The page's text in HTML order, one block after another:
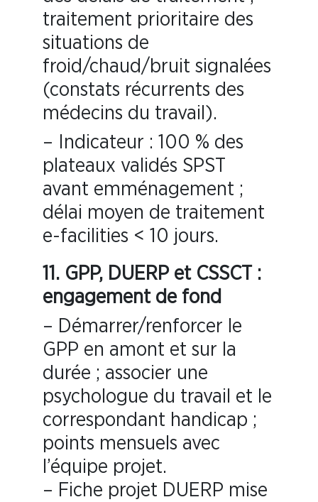
traitement prioritaire des
situations de
froid/chaud/bruit signalées
(constats récurrents des
médecins du travail).
– Indicateur : 100 % des
plateaux validés SPST
avant emménagement ;
délai moyen de traitement
e-facilities < 10 jours.
11. GPP, DUERP et CSSCT :
engagement de fond
– Démarrer/renforcer le
GPP en amont et sur la
durée ; associer une
psychologue du travail et le
correspondant handicap ;
points mensuels avec
l’équipe projet.
– Fiche projet DUERP mise